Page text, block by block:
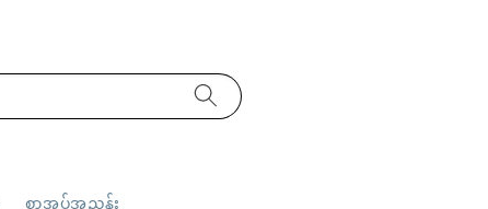
စာအုပ်အညွှန်း